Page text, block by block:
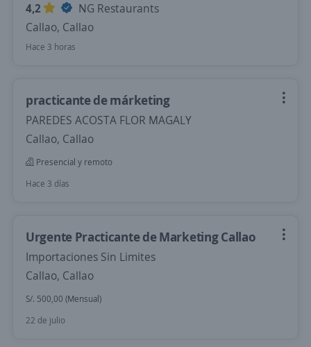
4,2
NG Restaurants
Callao, Callao
Hace 3 horas
practicante de márketing
PAREDES ACOSTA FLOR MAGALY
Callao, Callao
Presencial y remoto
Hace 3 días
Urgente Practicante de Marketing Callao
Importaciones Sin Limites
Callao, Callao
S/. 500,00 (Mensual)
22 de julio